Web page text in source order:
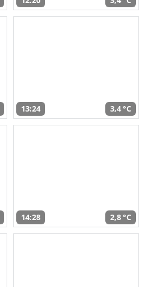
13:24 3,4 °C
14:28 2,8 °C